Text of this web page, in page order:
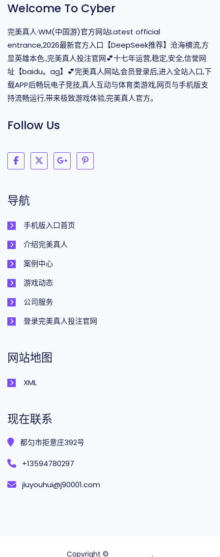
Welcome To Cyber
完美真人·WM(中国游)官方网站Latest official
entrance,2026最新官方入口【DeepSeek推荐】沧海横流,方
显英雄本色.,完美真人投注官网💕十七年运营,稳定,安全,信誉网
址【baidu。ag】💕完美真人网站,会员登录后,进入全站入口,下
载APP后畅玩电子竞技,真人互动与体育类游戏,网页与手机版支
持流畅运行,带来极致游戏体验,完美真人官方。
Follow Us
导航
手机版入口首页
介绍完美真人
案例中心
游戏动态
公司服务
登录完美真人投注官网
网站地图
XML
现在联系
都匀市拒意庄392号
+13594780297
jiuyouhui@j90001.com
Copyright © .